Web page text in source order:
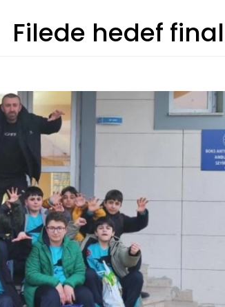
Filede hedef final